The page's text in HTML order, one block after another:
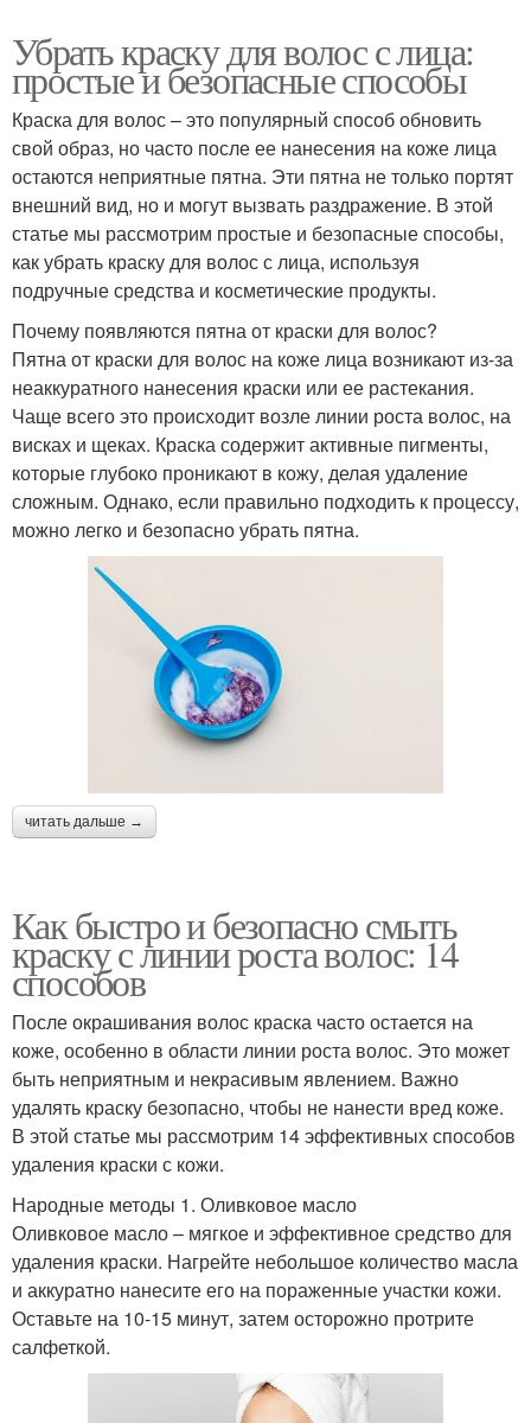
Убрать краску для волос с лица:
простые и безопасные способы
Краска для волос – это популярный способ обновить
свой образ, но часто после ее нанесения на коже лица
остаются неприятные пятна. Эти пятна не только портят
внешний вид, но и могут вызвать раздражение. В этой
статье мы рассмотрим простые и безопасные способы,
как убрать краску для волос с лица, используя
подручные средства и косметические продукты.
Почему появляются пятна от краски для волос?
Пятна от краски для волос на коже лица возникают из-за
неаккуратного нанесения краски или ее растекания.
Чаще всего это происходит возле линии роста волос, на
висках и щеках. Краска содержит активные пигменты,
которые глубоко проникают в кожу, делая удаление
сложным. Однако, если правильно подходить к процессу,
можно легко и безопасно убрать пятна.
читать дальше →
Как быстро и безопасно смыть
краску с линии роста волос: 14
способов
После окрашивания волос краска часто остается на
коже, особенно в области линии роста волос. Это может
быть неприятным и некрасивым явлением. Важно
удалять краску безопасно, чтобы не нанести вред коже.
В этой статье мы рассмотрим 14 эффективных способов
удаления краски с кожи.
Народные методы 1. Оливковое масло
Оливковое масло – мягкое и эффективное средство для
удаления краски. Нагрейте небольшое количество масла
и аккуратно нанесите его на пораженные участки кожи.
Оставьте на 10-15 минут, затем осторожно протрите
салфеткой.